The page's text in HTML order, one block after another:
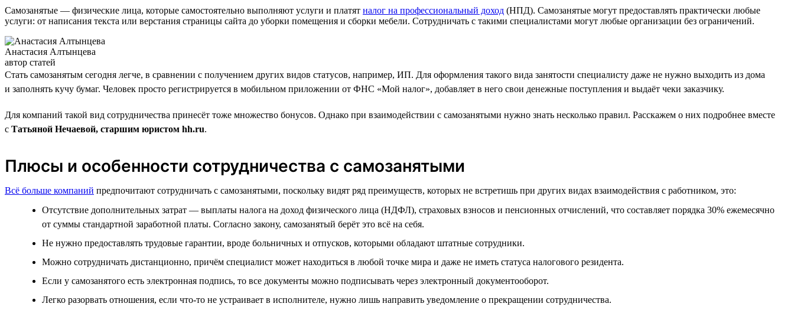
Самозанятые — физические лица, которые самостоятельно выполняют услуги и платят налог на профессиональный доход (НПД). Самозанятые могут предоставлять практически любые
услуги: от написания текста или верстания страницы сайта до уборки помещения и сборки мебели. Сотрудничать с такими специалистами могут любые организации без ограничений.
Анастасия Алтынцева
автор статей
Стать самозанятым сегодня легче, в сравнении с получением других видов статусов, например, ИП. Для оформления такого вида занятости специалисту даже не нужно выходить из дома
и заполнять кучу бумаг. Человек просто регистрируется в мобильном приложении от ФНС «Мой налог», добавляет в него свои денежные поступления и выдаёт чеки заказчику.
Для компаний такой вид сотрудничества принесёт тоже множество бонусов. Однако при взаимодействии с самозанятыми нужно знать несколько правил. Расскажем о них подробнее вместе
с Татьяной Нечаевой, старшим юристом hh.ru.
Плюсы и особенности сотрудничества с самозанятыми
Всё больше компаний предпочитают сотрудничать с самозанятыми, поскольку видят ряд преимуществ, которых не встретишь при других видах взаимодействия с работником, это:
Отсутствие дополнительных затрат — выплаты налога на доход физического лица (НДФЛ), страховых взносов и пенсионных отчислений, что составляет порядка 30% ежемесячно
от суммы стандартной заработной платы. Согласно закону, самозанятый берёт это всё на себя.
Не нужно предоставлять трудовые гарантии, вроде больничных и отпусков, которыми обладают штатные сотрудники.
Можно сотрудничать дистанционно, причём специалист может находиться в любой точке мира и даже не иметь статуса налогового резидента.
Если у самозанятого есть электронная подпись, то все документы можно подписывать через электронный документооборот.
Легко разорвать отношения, если что-то не устраивает в исполнителе, нужно лишь направить уведомление о прекращении сотрудничества.